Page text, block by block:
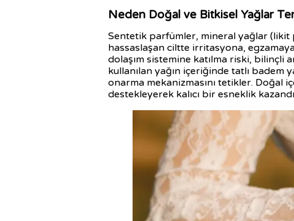
Neden Doğal ve Bitkisel Yağlar
Sentetik parfümler, mineral yağlar
hassaslaşan ciltte irritasyona,
dolaşım sistemine katılma riski, bilinçli
kullanılan yağın içeriğinde tatlı badem
onarma mekanizmasını tetikler. Doğal
destekleyerek kalıcı bir esneklik